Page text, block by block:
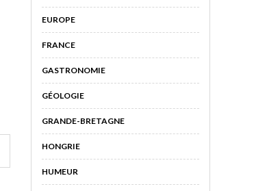
EUROPE
FRANCE
GASTRONOMIE
GÉOLOGIE
GRANDE-BRETAGNE
HONGRIE
HUMEUR